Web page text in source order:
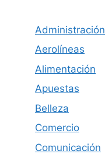
Administración
Aerolíneas
Alimentación
Apuestas
Belleza
Comercio
Comunicación